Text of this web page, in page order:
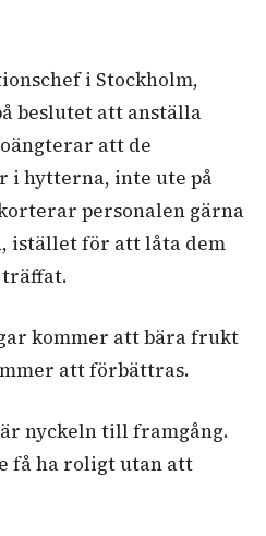
i Stockholm,
beslutet att anställa
att de
i hytterna, inte ute på
personalen gärna
istället för att låta dem
träffat.
kommer att bära frukt
att förbättras.
nyckeln till framgång.
få ha roligt utan att